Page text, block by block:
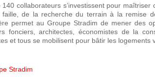
140 collaborateurs s’investissent pour
faille, de la recherche du terrain à la remise
permet au Groupe Stradim de mener des
fonciers, architectes, économistes de la
et tous se mobilisent pour bâtir les logements
Stradim